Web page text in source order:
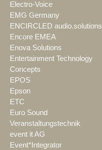
Electro-Voice
EMG Germany
ENCIRCLED audio.solutions
Encore EMEA
Enova Solutions
Entertainment Technology
Concepts
EPOS
Epson
ETC
Euro Sound
Veranstaltungstechnik
event it AG
Event*Integrator